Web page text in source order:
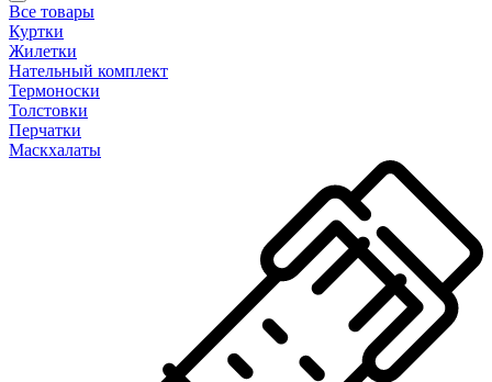
Все товары
Куртки
Жилетки
Нательный комплект
Термоноски
Толстовки
Перчатки
Маскхалаты